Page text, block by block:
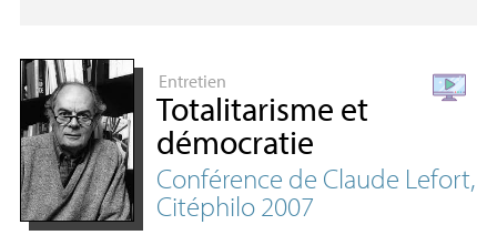
Entretien
Totalitarisme et
démocratie
Conférence de Claude Lefort,
Citéphilo 2007